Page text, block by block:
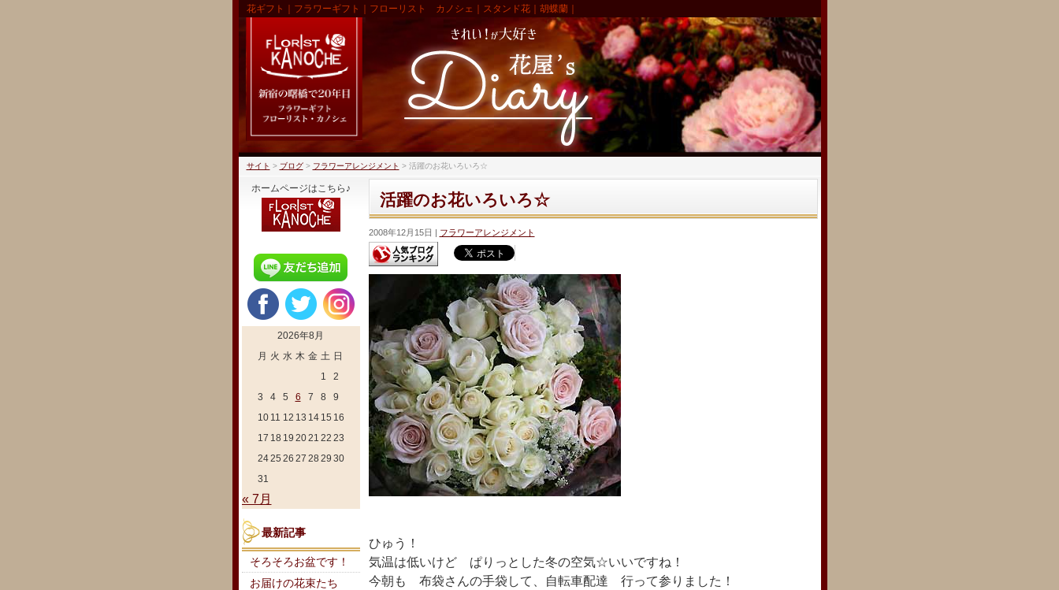
花ギフト｜フラワーギフト｜フローリスト カノシェ｜スタンド花｜胡蝶蘭｜
サイト > ブログ> フラワーアレンジメント > 活躍のお花いろいろ☆
活躍のお花いろいろ☆
2008年12月15日 フラワーアレンジメント
ひゅう！
気温は低いけど ぱりっとした冬の空気☆いいですね！
今朝も 布袋さんの手袋して、自転車配達 行って参りました！
ホームページはこちら♪
2026年8月
月 火 水 木 金 土 日
1
2
3
4 5 6 7 8
9
10 11 12 13 14 15 16
17 18 19 2021 22 23
2425 26 27 28 29 30
31
« 7月
最新記事
そろそろお盆です！
お届けの花束たち